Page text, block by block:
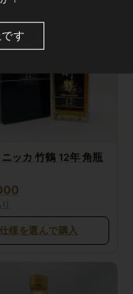
ニッカ 竹鶴 12年 角瓶
仕様を選んで購入
す